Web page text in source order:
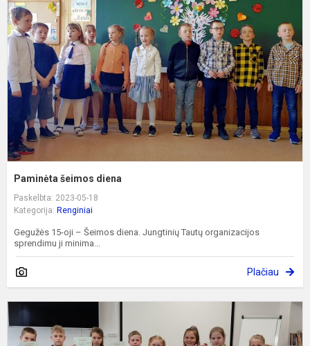
Paminėta šeimos diena
Paskelbta: 2023-05-18
Kategorija: Renginiai
Gegužės 15-oji – Šeimos diena. Jungtinių Tautų organizacijos
sprendimu ji minima...
Plačiau